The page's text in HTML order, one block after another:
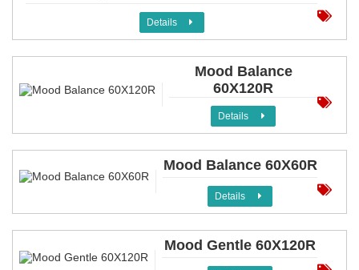
Details
Mood Balance
60X120R
Details
Mood Balance 60X60R
Details
Mood Gentle 60X120R